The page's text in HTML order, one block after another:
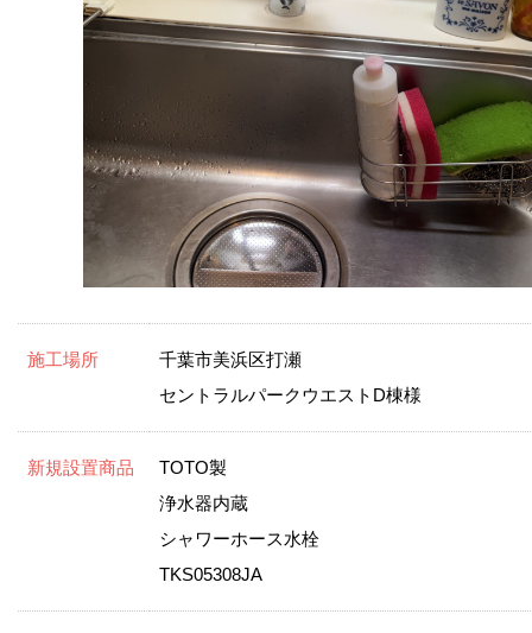
施工場所
千葉市美浜区打瀬
セントラルパークウエストD棟様
新規設置商品
TOTO製
浄水器内蔵
シャワーホース水栓
TKS05308JA